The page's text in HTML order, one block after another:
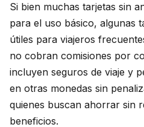
Si bien muchas tarjetas sin
para el uso básico, algunas
útiles para viajeros
no cobran comisiones por
incluyen seguros de viaje y
en otras monedas sin
quienes buscan ahorrar sin
beneficios.